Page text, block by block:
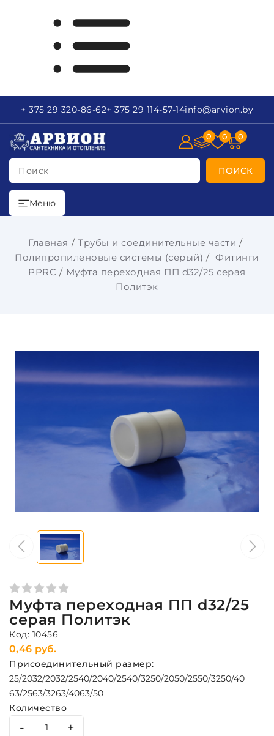
+ 375 29 320-86-62+ 375 29 114-57-14info@arvion.by
Поиск ПОИСК
0 0 0
Меню
Главная
Трубы и соединительные части
Полипропиленовые системы (серый)
Фитинги
PPRC
Муфта переходная ПП d32/25 серая
Политэк
Муфта переходная ПП d32/25
серая Политэк
Код: 10456
0,46 руб.
Присоединительный размер:
25/2032/2032/2540/2040/2540/3250/2050/2550/3250/40
63/2563/3263/4063/50
Количество
- +